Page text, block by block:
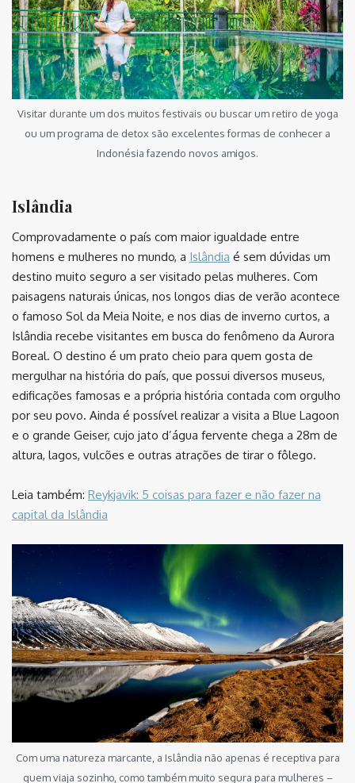
Visitar durante um dos muitos festivais ou buscar um retiro de yoga
ou um programa de detox são excelentes formas de conhecer a
Indonésia fazendo novos amigos.
Islândia
Comprovadamente o país com maior igualdade entre
homens e mulheres no mundo, a Islândia é sem dúvidas um
destino muito seguro a ser visitado pelas mulheres. Com
paisagens naturais únicas, nos longos dias de verão acontece
o famoso Sol da Meia Noite, e nos dias de inverno curtos, a
Islândia recebe visitantes em busca do fenômeno da Aurora
Boreal. O destino é um prato cheio para quem gosta de
mergulhar na história do país, que possui diversos museus,
edificações famosas e a própria história contada com orgulho
por seu povo. Ainda é possível realizar a visita a Blue Lagoon
e o grande Geiser, cujo jato d’água fervente chega a 28m de
altura, lagos, vulcões e outras atrações de tirar o fôlego.
Leia também: Reykjavik: 5 coisas para fazer e não fazer na
capital da Islândia
Com uma natureza marcante, a Islândia não apenas é receptiva para
quem viaja sozinho, como também muito segura para mulheres –